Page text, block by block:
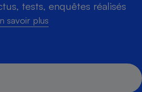
tests, enquêtes réalisés
savoir plus